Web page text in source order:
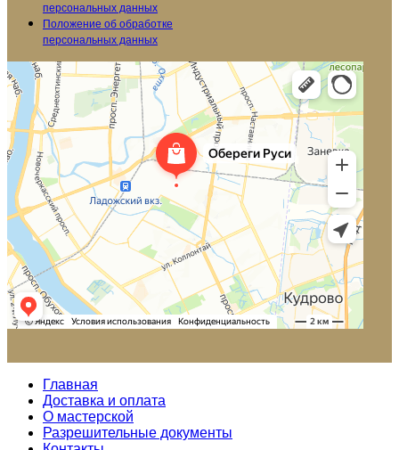
персональных данных
Положение об обработке
персональных данных
Главная
Доставка и оплата
О мастерской
Разрешительные документы